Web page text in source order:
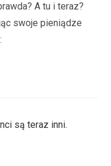
A tu i teraz?
swoje pieniądze